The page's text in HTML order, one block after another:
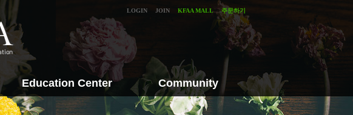
LOGIN JOIN KFAA MALL 주문하기
Education Center
실크플라워교육센터
Community
Q&A